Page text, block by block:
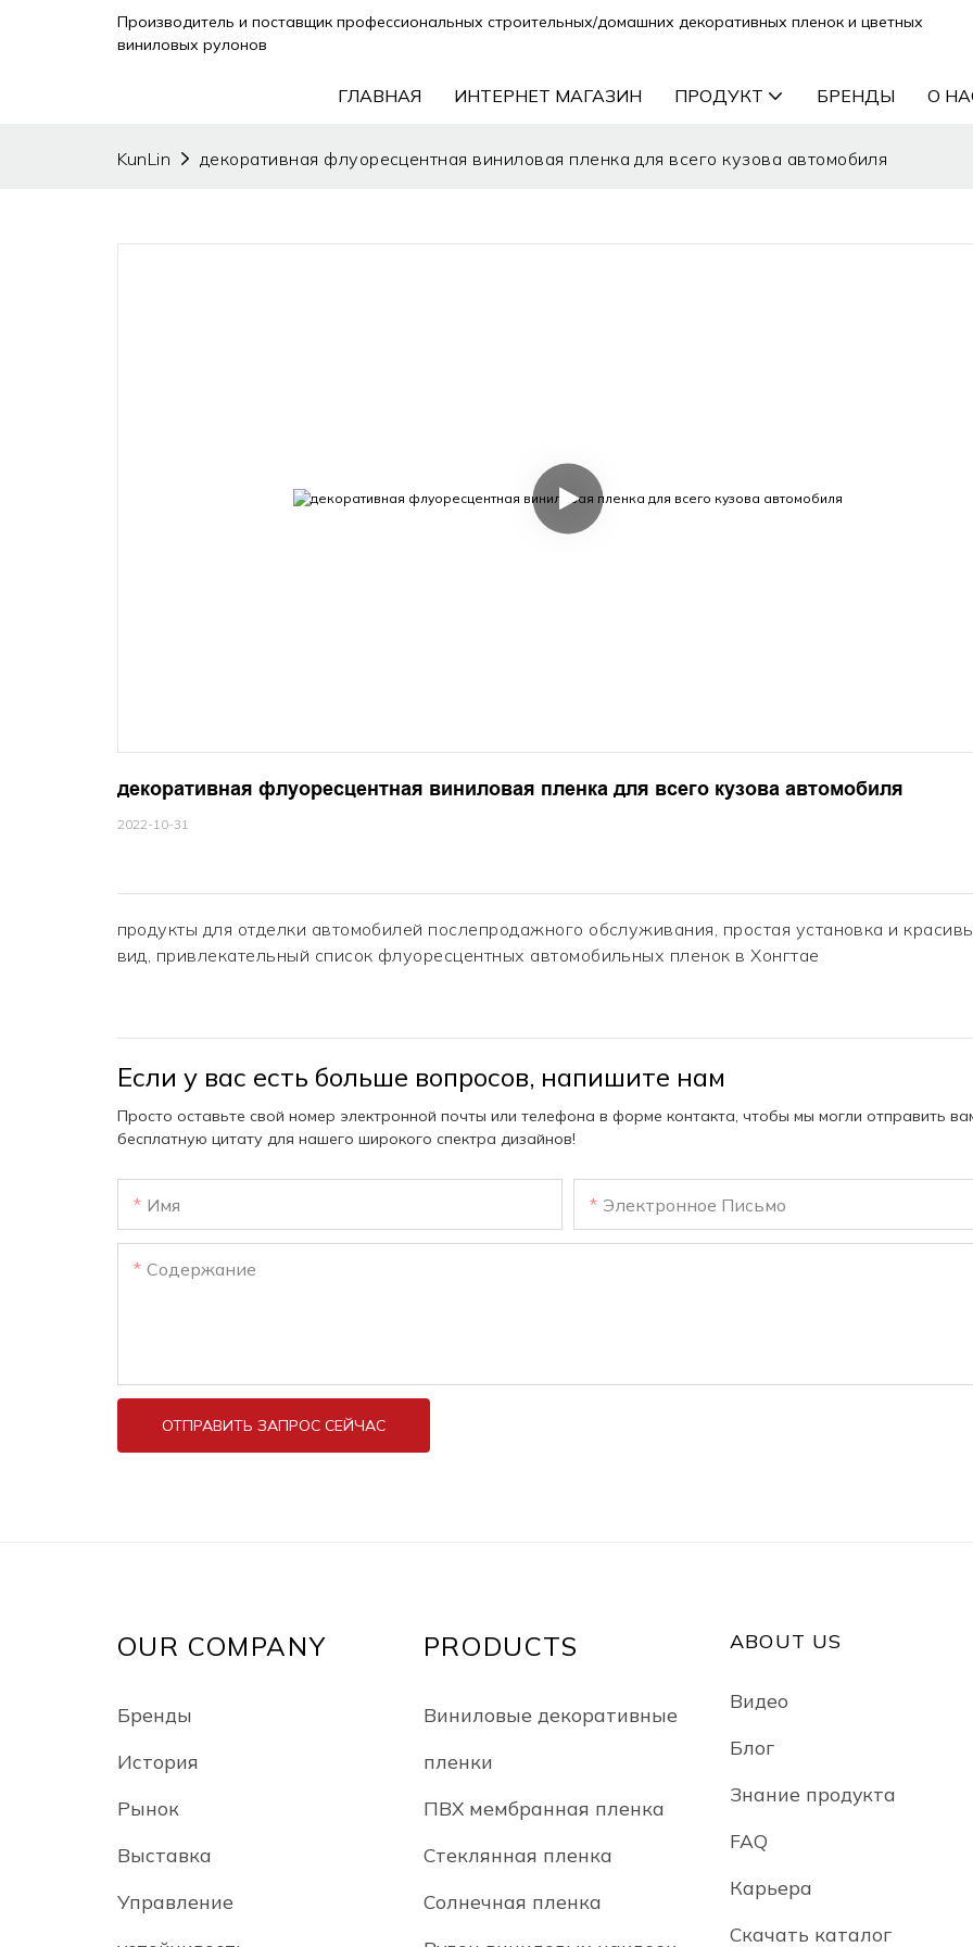
Производитель и поставщик профессиональных строительных/домашних декоративных пленок и цветных
виниловых рулонов
ГЛАВНАЯ ИНТЕРНЕТ МАГАЗИН ПРОДУКТ БРЕНДЫ О
KunLin декоративная флуоресцентная виниловая пленка для всего кузова автомобиля
декоративная флуоресцентная виниловая пленка для всего кузова автомобиля
2022-10-31
продукты для отделки автомобилей послепродажного обслуживания, простая установка и
вид, привлекательный список флуоресцентных автомобильных пленок в Хонгтае
Если у вас есть больше вопросов, напишите нам
Просто оставьте свой номер электронной почты или телефона в форме контакта, чтобы мы могли отправить
бесплатную цитату для нашего широкого спектра дизайнов!
Имя Электронное Письмо
Содержание
ОТПРАВИТЬ ЗАПРОС СЕЙЧАС
OUR COMPANY
Бренды
История
Рынок
Выставка
Управление
PRODUCTS
Виниловые декоративные
пленки
ПВХ мембранная пленка
Стеклянная пленка
Солнечная пленка
ABOUT US
Видео
Блог
Знание продукта
FAQ
Карьера
Скачать каталог